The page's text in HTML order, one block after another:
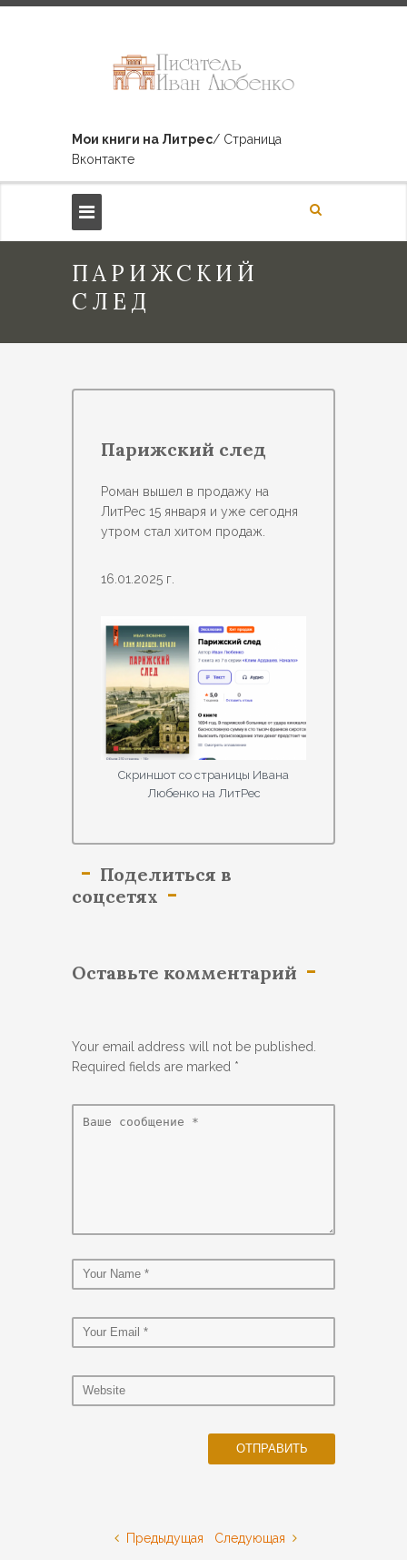
Мои книги на Литрес/ Страница
Вконтакте
ПАРИЖСКИЙ
СЛЕД
Парижский след
Роман вышел в продажу на
ЛитРес 15 января и уже сегодня
утром стал хитом продаж.
16.01.2025 г.
Скриншот со страницы Ивана
Любенко на ЛитРес
Поделиться в
соцсетях
Оставьте комментарий
Your email address will not be published.
Required fields are marked *
Предыдущая Следующая